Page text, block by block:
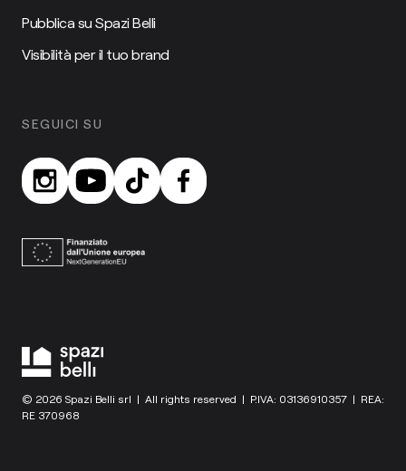
Pubblica su Spazi Belli
Visibilità per il tuo brand
SEGUICI SU
© 2026 Spazi Belli srl | All rights reserved | P.IVA: 03136910357 | REA:
RE 370968